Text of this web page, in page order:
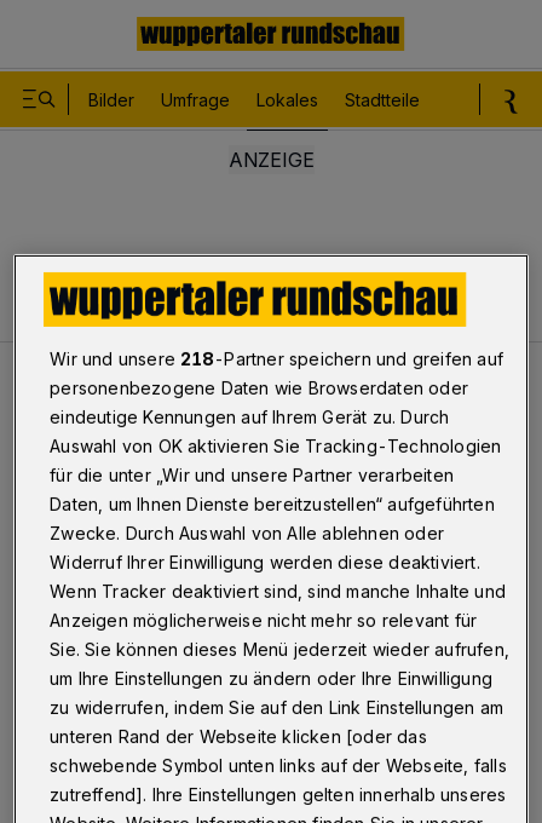
Bilder Umfrage Lokales Stadtteile
Lokales Alarmanlage vertrieb Diebe
Alarmanlage vertrieb Diebe
Wuppertal·
22.10.2015 , 16:21 Uhr Eine Minute Lesezeit
Wir und unsere 218-Partner speichern und greifen auf
personenbezogene Daten wie Browserdaten oder
eindeutige Kennungen auf Ihrem Gerät zu. Durch
Auswahl von OK aktivieren Sie Tracking-Technologien
für die unter „Wir und unsere Partner verarbeiten
Daten, um Ihnen Dienste bereitzustellen“ aufgeführten
Zwecke. Durch Auswahl von Alle ablehnen oder
Widerruf Ihrer Einwilligung werden diese deaktiviert.
Wenn Tracker deaktiviert sind, sind manche Inhalte und
Anzeigen möglicherweise nicht mehr so relevant für
Sie. Sie können dieses Menü jederzeit wieder aufrufen,
um Ihre Einstellungen zu ändern oder Ihre Einwilligung
zu widerrufen, indem Sie auf den Link Einstellungen am
unteren Rand der Webseite klicken [oder das
schwebende Symbol unten links auf der Webseite, falls
zutreffend]. Ihre Einstellungen gelten innerhalb unseres